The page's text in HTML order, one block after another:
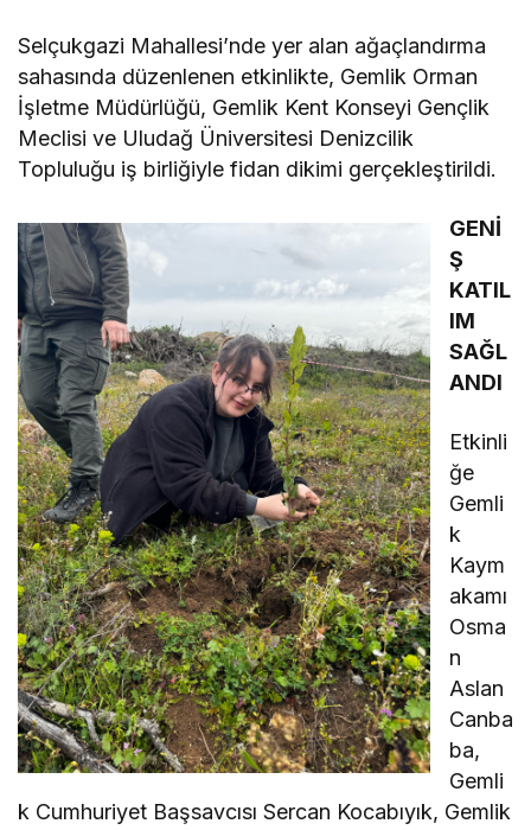
Selçukgazi Mahallesi’nde yer alan ağaçlandırma
sahasında düzenlenen etkinlikte, Gemlik Orman
İşletme Müdürlüğü, Gemlik Kent Konseyi Gençlik
Meclisi ve Uludağ Üniversitesi Denizcilik
Topluluğu iş birliğiyle fidan dikimi gerçekleştirildi.
GENİ
Ş
KATIL
IM
SAĞL
ANDI
Etkinli
ğe
Gemli
k
Kaym
akamı
Osma
n
Aslan
Canba
ba,
Gemli
k Cumhuriyet Başsavcısı Sercan Kocabıyık, Gemlik